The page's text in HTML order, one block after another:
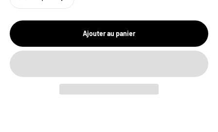
Ajouter au panier